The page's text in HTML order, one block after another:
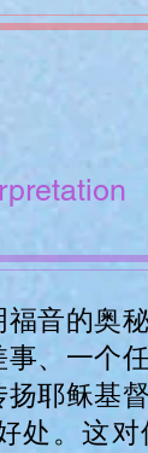
音的奥
、一个
耶稣基
处。这